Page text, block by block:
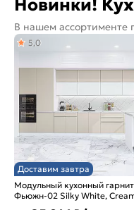
Новинки!
В нашем ассортименте
Доставим завтра
Модульный кухонный
Фьюжн-02 Silky White,
Белый 2140x4400x600
5,0